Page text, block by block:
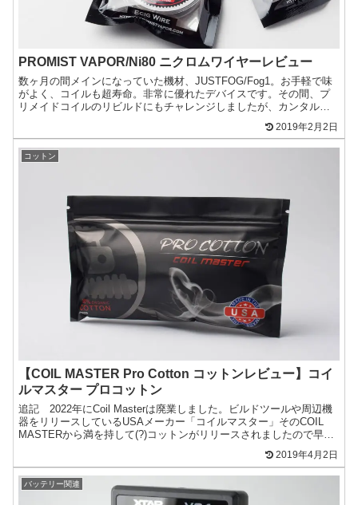
PROMIST VAPOR/Ni80 ニクロムワイヤーレビュー
数ヶ月の間メインになっていた機材、JUSTFOG/Fog1。お手軽で味
がよく、コイルも超寿命。非常に優れたデバイスです。その間、プ
リメイドコイルのリビルドにもチャレンジしましたが、カンタルや
2019年2月2日
コットン
【COIL MASTER Pro Cotton コットンレビュー】コイ
ルマスター プロコットン
追記 2022年にCoil Masterは廃業しました。ビルドツールや周辺機
器をリリースしているUSAメーカー「コイルマスター」そのCOIL
MASTERから満を持して(?)コットンがリリースされましたので早速
2019年4月2日
バッテリー関連